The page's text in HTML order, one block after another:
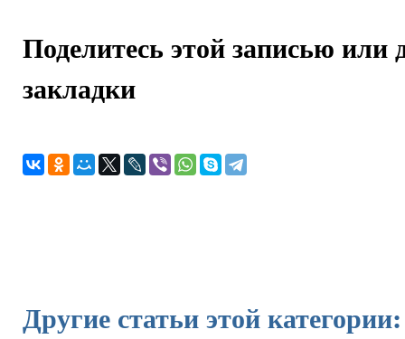
Поделитесь этой записью или
закладки
Другие статьи этой категории: